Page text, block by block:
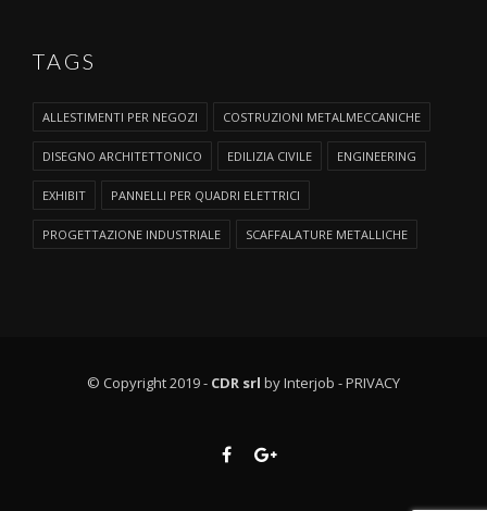
TAGS
ALLESTIMENTI PER NEGOZI COSTRUZIONI METALMECCANICHE
DISEGNO ARCHITETTONICO EDILIZIA CIVILE ENGINEERING
EXHIBIT PANNELLI PER QUADRI ELETTRICI
PROGETTAZIONE INDUSTRIALE SCAFFALATURE METALLICHE
© Copyright 2019 - CDR srl by Interjob -PRIVACY